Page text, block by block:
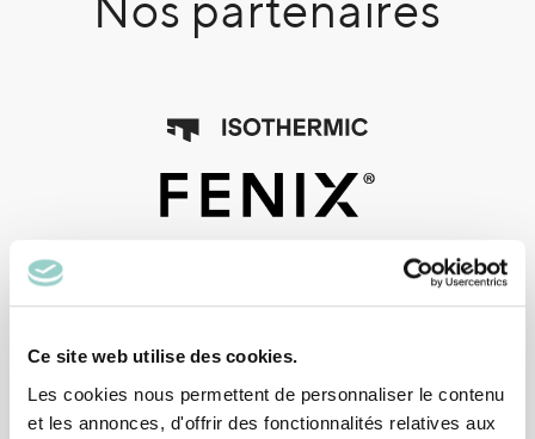
Ce site web utilise des cookies.
Les cookies nous permettent de personnaliser le contenu
et les annonces, d'offrir des fonctionnalités relatives aux